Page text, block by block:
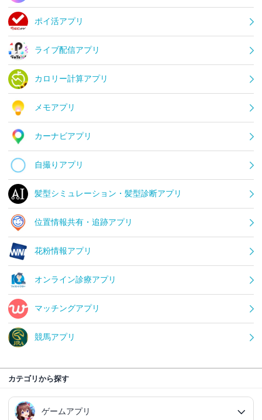
ポイ活アプリ
ライブ配信アプリ
カロリー計算アプリ
メモアプリ
カーナビアプリ
自撮りアプリ
髪型シミュレーション・髪型診断アプリ
位置情報共有・追跡アプリ
花粉情報アプリ
オンライン診療アプリ
マッチングアプリ
競馬アプリ
カテゴリから探す
ゲームアプリ